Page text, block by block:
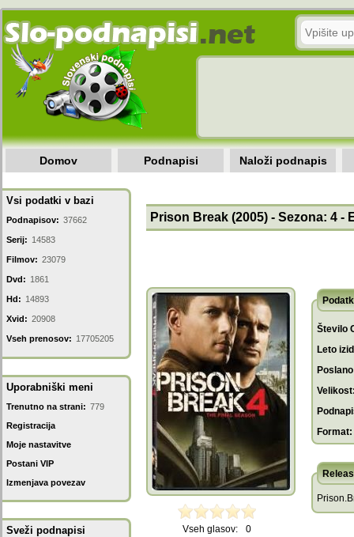
Domov Podnapisi Naloži podnapis
Vsi podatki v bazi
Podnapisov: 37662
Serij: 14583
Filmov: 23079
Dvd: 1861
Hd: 14893
Xvid: 20908
Vseh prenosov: 17705205
Uporabniški meni
Trenutno na strani: 779
Registracija
Moje nastavitve
Postani VIP
Izmenjava povezav
Sveži podnapisi
Prison Break (2005) - Sezona: 4 -
Vseh glasov: 0
Število
Leto
Format: